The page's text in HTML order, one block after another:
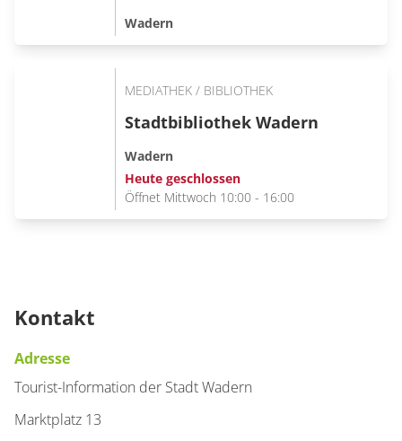
Wadern
MEDIATHEK / BIBLIOTHEK
Stadtbibliothek Wadern
Wadern
Heute geschlossen
Öffnet Mittwoch 10:00 - 16:00
Kontakt
Adresse
Tourist-Information der Stadt Wadern
Marktplatz 13